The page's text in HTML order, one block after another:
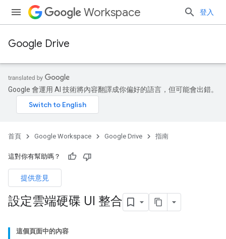
Workspace 登入
Google Drive
Google 會運用 AI 技術將內容翻譯成你偏好的語言，但可能會出錯。
首頁 Google Workspace Google Drive 指南
這對你有幫助嗎？
提供意見
設定雲端硬碟 UI 整合
這個頁面中的內容